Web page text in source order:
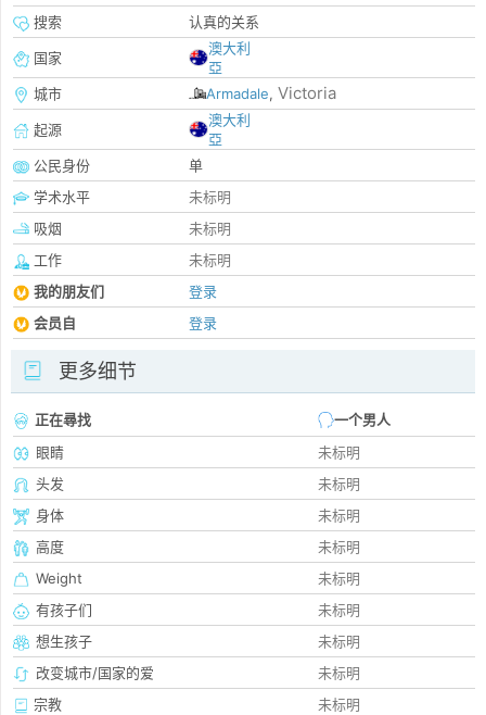
搜索
认真的关系
国家
澳大利
亞
城市
Armadale, Victoria
起源
澳大利
亞
公民身份
单
学术水平
未标明
吸烟
未标明
工作
未标明
我的朋友们
登录
会员自
登录
更多细节
正在尋找
一个男人
眼睛
未标明
头发
未标明
身体
未标明
高度
未标明
Weight
未标明
有孩子们
未标明
想生孩子
未标明
改变城市/国家的爱
未标明
宗教
未标明